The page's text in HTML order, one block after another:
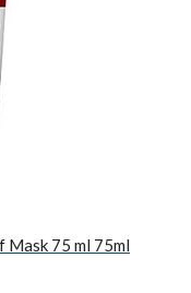
Mask 75 ml 75ml